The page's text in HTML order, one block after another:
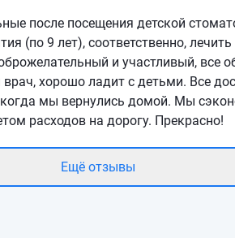
после посещения детской
(по 9 лет), соответственно,
и участливый, все
хорошо ладит с детьми. Все
мы вернулись домой. Мы
расходов на дорогу. Прекрасно!
Ещё отзывы